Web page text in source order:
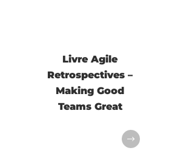
Livre Agile
Retrospectives –
Making Good
Teams Great